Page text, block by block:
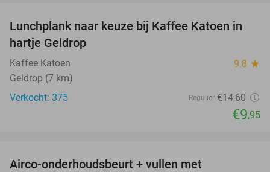
32%
Lunchplank naar keuze bij Kaffee Katoen in
hartje Geldrop
Kaffee Katoen 9.8 star
Geldrop (7 km)
Verkocht: 375
Regulier €14,60
€9,95
Airco-onderhoudsbeurt + vullen met